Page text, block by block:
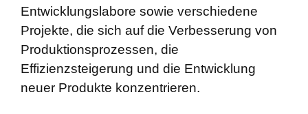
Entwicklungslabore sowie verschiedene
Projekte, die sich auf die Verbesserung von
Produktionsprozessen, die
Effizienzsteigerung und die Entwicklung
neuer Produkte konzentrieren.